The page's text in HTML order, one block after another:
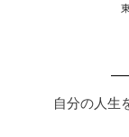
自分の人生